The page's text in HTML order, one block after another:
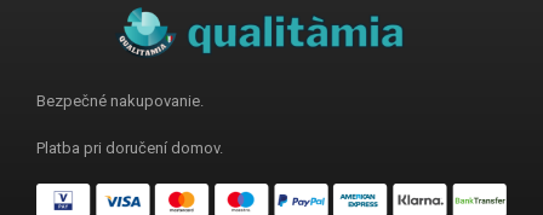
Bezpečné nakupovanie.
Platba pri doručení domov.